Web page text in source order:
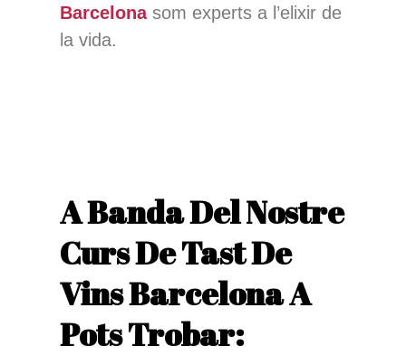
Barcelonasom experts a l’elixir de
la vida.
A Banda Del Nostre
Curs De Tast De
Vins Barcelona A
Pots Trobar: